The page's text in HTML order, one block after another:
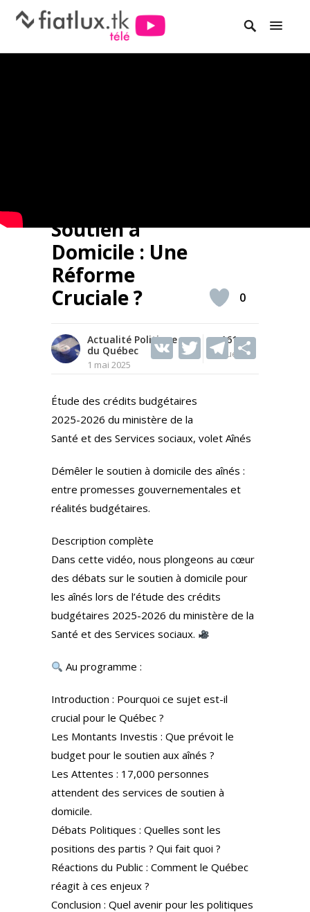
Soutien à
Domicile : Une
Réforme
Cruciale ?
Actualité Politique
du Québec
1 mai 2025
161
Vues
V T T
a
0
Étude des crédits budgétaires
2025-2026 du ministère de la
Santé et des Services sociaux, volet Aînés
Démêler le soutien à domicile des aînés :
entre promesses gouvernementales et
réalités budgétaires.
Description complète
Dans cette vidéo, nous plongeons au cœur
des débats sur le soutien à domicile pour
les aînés lors de l’étude des crédits
budgétaires 2025-2026 du ministère de la
Santé et des Services sociaux.
Au programme :
Introduction : Pourquoi ce sujet est-il
crucial pour le Québec ?
Les Montants Investis : Que prévoit le
budget pour le soutien aux aînés ?
Les Attentes : 17,000 personnes
attendent des services de soutien à
domicile.
Débats Politiques : Quelles sont les
positions des partis ? Qui fait quoi ?
Réactions du Public : Comment le Québec
réagit à ces enjeux ?
Conclusion : Quel avenir pour les politiques